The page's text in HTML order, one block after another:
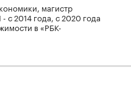
магистр
с 2014 года, с 2020 года
в «РБК-